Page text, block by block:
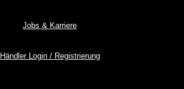
Jobs & Karriere
Händler Login / Registrierung